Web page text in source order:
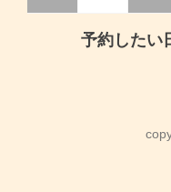
予約したい